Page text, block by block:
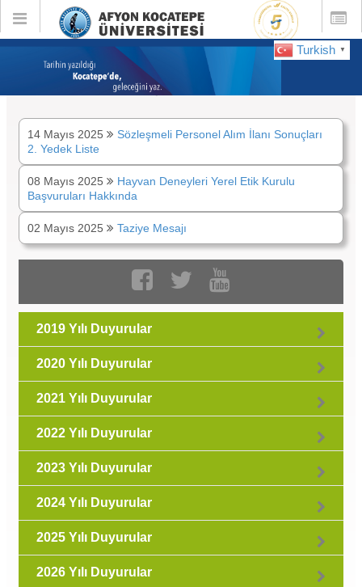
Toggle
global
Toggle
Turkish ▼
DUYURULAR :Mayıs 2025
14 Mayıs 2025
Sözleşmeli Personel Alım İlanı Sonuçları
2. Yedek Liste
08 Mayıs 2025
Hayvan Deneyleri Yerel Etik Kurulu
Başvuruları Hakkında
02 Mayıs 2025 Taziye Mesajı
2019 Yılı Duyurular
2020 Yılı Duyurular
2021 Yılı Duyurular
2022 Yılı Duyurular
2023 Yılı Duyurular
2024 Yılı Duyurular
2025 Yılı Duyurular
2026 Yılı Duyurular